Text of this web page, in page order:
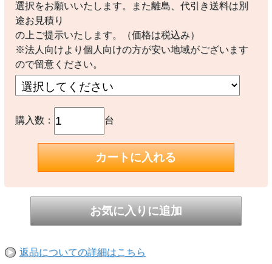
選択をお願いいたします。また離島、代引き送料は別
途お見積り
の上ご提示いたします。（価格は税込み）
※法人向けより個人向けの方が安い地域がございます
ので留意ください。
購入数： 台
返品についての詳細はこちら